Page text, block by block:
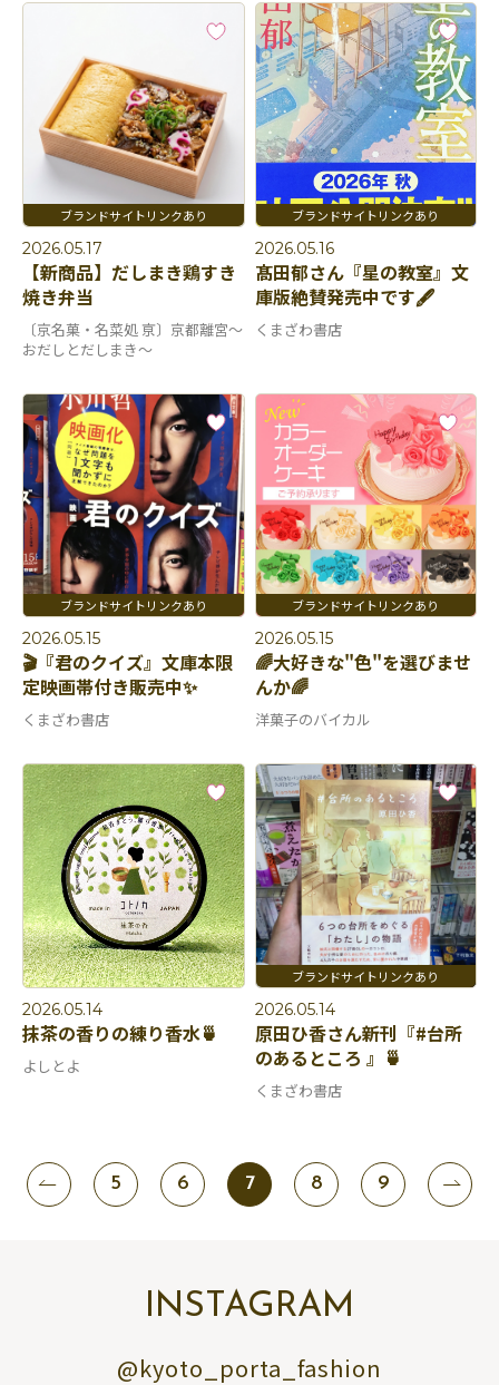
2026.05.17
【新商品】だしまき鶏すき
焼き弁当
〔京名菓・名菜処 亰〕京都離宮～
おだしとだしまき～
2026.05.16
髙田郁さん『星の教室』文
庫版絶賛発売中です🖋️
くまざわ書店
2026.05.15
🎬『君のクイズ』文庫本限
定映画帯付き販売中✨
くまざわ書店
2026.05.15
🌈大好きな"色"を選びませ
んか🌈
洋菓子のバイカル
2026.05.14
抹茶の香りの練り香水🍵
よしとよ
2026.05.14
原田ひ香さん新刊『#台所
のあるところ 』🍵
くまざわ書店
5 6 7 8 9
INSTAGRAM
@kyoto_porta_fashion